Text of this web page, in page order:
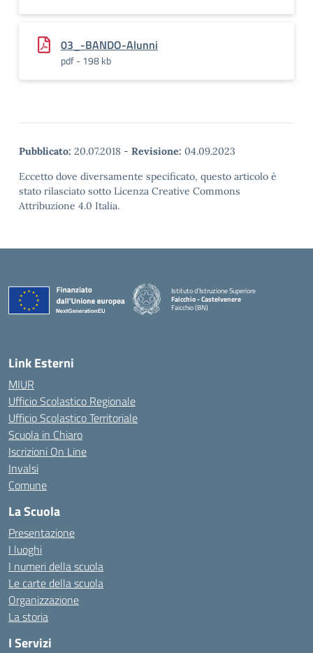
03_-BANDO-Alunni
pdf - 198 kb
Pubblicato: 20.07.2018 - Revisione: 04.09.2023
Eccetto dove diversamente specificato, questo articolo è
stato rilasciato sotto Licenza Creative Commons
Attribuzione 4.0 Italia.
Istituto d'Istruzione Superiore
Faicchio - Castelvenere
Faicchio (BN)
Link Esterni
MIUR
Ufficio Scolastico Regionale
Ufficio Scolastico Territoriale
Scuola in Chiaro
Iscrizioni On Line
Invalsi
Comune
La Scuola
Presentazione
I luoghi
I numeri della scuola
Le carte della scuola
Organizzazione
La storia
I Servizi